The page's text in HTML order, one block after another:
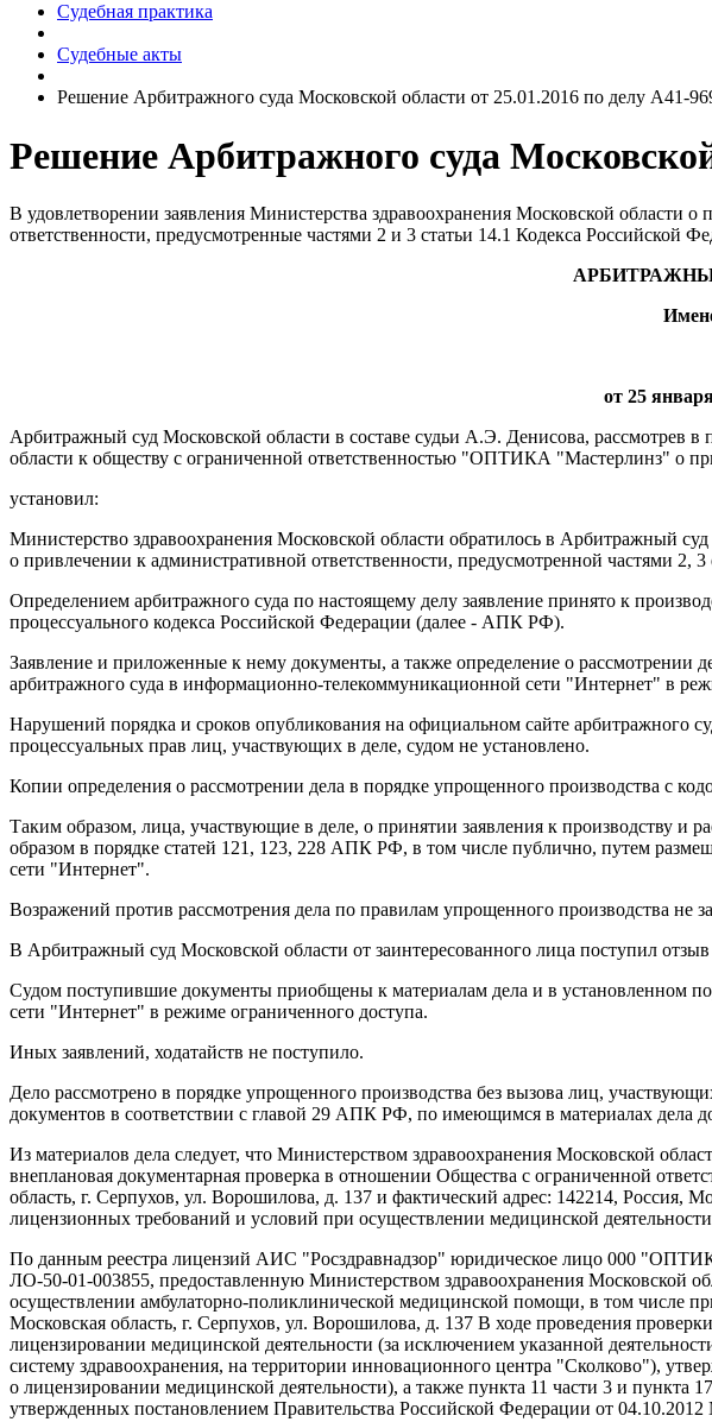
Судебная практика
Судебные акты
Решение Арбитражного суда Московской области от 25.01.2016 по делу А41-
Решение Арбитражного суда
В удовлетворении заявления Министерства здравоохранения Московской
ответственности, предусмотренные частями 2 и 3 статьи 14.1 Кодекса Российской
от 25
Арбитражный суд Московской области в составе судьи А.Э. Денисова, рассмотрев
области к обществу с ограниченной ответственностью "ОПТИКА "Мастерлинз" о
установил:
Министерство здравоохранения Московской области обратилось в Арбитражный
о привлечении к административной ответственности, предусмотренной частями
Определением арбитражного суда по настоящему делу заявление принято к
процессуального кодекса Российской Федерации (далее - АПК РФ).
Заявление и приложенные к нему документы, а также определение о рассмотрении
арбитражного суда в информационно-телекоммуникационной сети "Интернет" в
Нарушений порядка и сроков опубликования на официальном сайте
процессуальных прав лиц, участвующих в деле, судом не установлено.
Копии определения о рассмотрении дела в порядке упрощенного производства с
Таким образом, лица, участвующие в деле, о принятии заявления к производству
образом в порядке статей 121, 123, 228 АПК РФ, в том числе публично, путем
сети "Интернет".
Возражений против рассмотрения дела по правилам упрощенного производства не
В Арбитражный суд Московской области от заинтересованного лица поступил отзыв
Судом поступившие документы приобщены к материалам дела и в установленном
сети "Интернет" в режиме ограниченного доступа.
Иных заявлений, ходатайств не поступило.
Дело рассмотрено в порядке упрощенного производства без вызова лиц,
документов в соответствии с главой 29 АПК РФ, по имеющимся в материалах дела
Из материалов дела следует, что Министерством здравоохранения Московской
внеплановая документарная проверка в отношении Общества с ограниченной
область, г. Серпухов, ул. Ворошилова, д. 137 и фактический адрес: 142214, Россия,
лицензионных требований и условий при осуществлении медицинской
По данным реестра лицензий АИС "Росздравнадзор" юридическое лицо 000
ЛО-50-01-003855, предоставленную Министерством здравоохранения Московской
осуществлении амбулаторно-поликлинической медицинской помощи, в том числе
Московская область, г. Серпухов, ул. Ворошилова, д. 137 В ходе проведения
лицензировании медицинской деятельности (за исключением указанной
систему здравоохранения, на территории инновационного центра "Сколково"),
о лицензировании медицинской деятельности), а также пункта 11 части 3 и
утвержденных постановлением Правительства Российской Федерации от 04.10.2012